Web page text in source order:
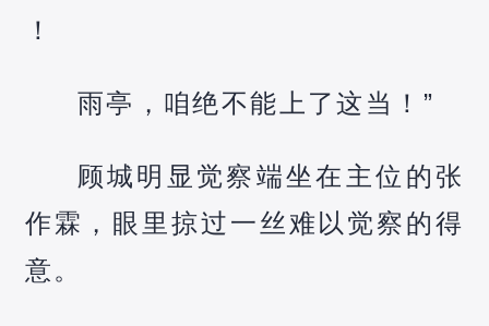
！
雨亭，咱绝不能上了这当！”
顾城明显觉察端坐在主位的张
作霖，眼里掠过一丝难以觉察的得
意。